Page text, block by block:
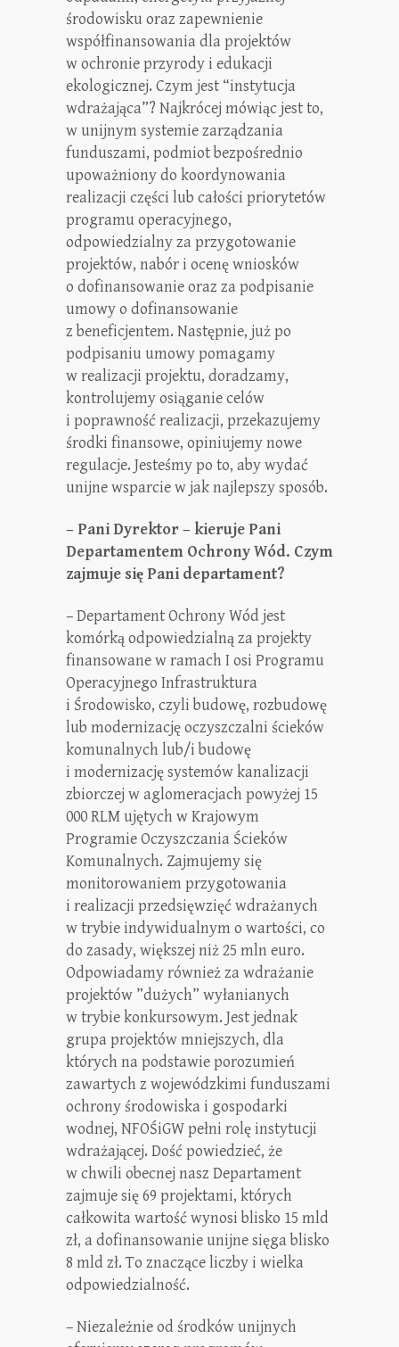
środowisku oraz zapewnienie
współfinansowania dla projektów
w ochronie przyrody i edukacji
ekologicznej. Czym jest “instytucja
wdrażająca”? Najkrócej mówiąc jest to,
w unijnym systemie zarządzania
funduszami, podmiot bezpośrednio
upoważniony do koordynowania
realizacji części lub całości priorytetów
programu operacyjnego,
odpowiedzialny za przygotowanie
projektów, nabór i ocenę wniosków
o dofinansowanie oraz za podpisanie
umowy o dofinansowanie
z beneficjentem. Następnie, już po
podpisaniu umowy pomagamy
w realizacji projektu, doradzamy,
kontrolujemy osiąganie celów
i poprawność realizacji, przekazujemy
środki finansowe, opiniujemy nowe
regulacje. Jesteśmy po to, aby wydać
unijne wsparcie w jak najlepszy sposób.
– Pani Dyrektor – kieruje Pani
Departamentem Ochrony Wód. Czym
zajmuje się Pani departament?
– Departament Ochrony Wód jest
komórką odpowiedzialną za projekty
finansowane w ramach I osi Programu
Operacyjnego Infrastruktura
i Środowisko, czyli budowę, rozbudowę
lub modernizację oczyszczalni ścieków
komunalnych lub/i budowę
i modernizację systemów kanalizacji
zbiorczej w aglomeracjach powyżej 15
000 RLM ujętych w Krajowym
Programie Oczyszczania Ścieków
Komunalnych. Zajmujemy się
monitorowaniem przygotowania
i realizacji przedsięwzięć wdrażanych
w trybie indywidualnym o wartości, co
do zasady, większej niż 25 mln euro.
Odpowiadamy również za wdrażanie
projektów ”dużych” wyłanianych
w trybie konkursowym. Jest jednak
grupa projektów mniejszych, dla
których na podstawie porozumień
zawartych z wojewódzkimi funduszami
ochrony środowiska i gospodarki
wodnej, NFOŚiGW pełni rolę instytucji
wdrażającej. Dość powiedzieć, że
w chwili obecnej nasz Departament
zajmuje się 69 projektami, których
całkowita wartość wynosi blisko 15 mld
zł, a dofinansowanie unijne sięga blisko
8 mld zł. To znaczące liczby i wielka
odpowiedzialność.
– Niezależnie od środków unijnych